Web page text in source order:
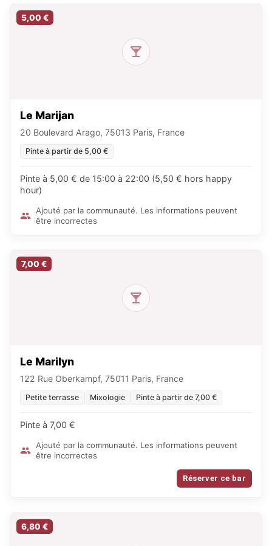
5,00 €
Le Marijan
20 Boulevard Arago, 75013 Paris, France
Pinte à partir de 5,00 €
Pinte à 5,00 € de 15:00 à 22:00 (5,50 € hors happy
hour)
Ajouté par la communauté. Les informations peuvent
être incorrectes
7,00 €
Le Marilyn
122 Rue Oberkampf, 75011 Paris, France
Petite terrasse Mixologie Pinte à partir de 7,00 €
Pinte à 7,00 €
Ajouté par la communauté. Les informations peuvent
être incorrectes
Réserver ce bar
6,80 €